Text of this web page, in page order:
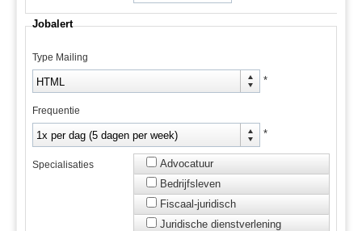
Jobalert
Type Mailing
HTML *
Frequentie
1x per dag (5 dagen per week) *
Specialisaties
Advocatuur
Bedrijfsleven
Fiscaal-juridisch
Juridische dienstverlening